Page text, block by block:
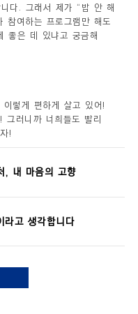
다. 그래서 제가 “밥 안 해
여하는 프로그램만 해도
좋은 데 있냐고 궁금해
이렇게 편하게 살고 있어!
! 그러니까 너희들도 빨리
!
, 내 마음의 고향
라고 생각합니다